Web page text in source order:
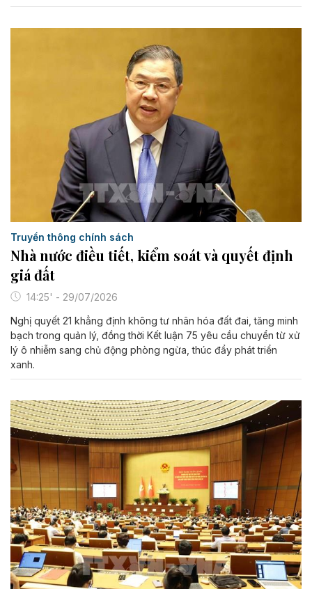
Truyền thông chính sách
Nhà nước điều tiết, kiểm soát và quyết định
giá đất
14:25' - 29/07/2026
Nghị quyết 21 khẳng định không tư nhân hóa đất đai, tăng minh
bạch trong quản lý, đồng thời Kết luận 75 yêu cầu chuyển từ xử
lý ô nhiễm sang chủ động phòng ngừa, thúc đẩy phát triển
xanh.